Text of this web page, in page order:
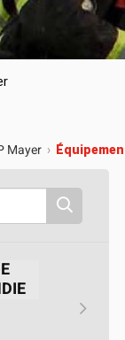
en inventaire usagés
Mayer ›